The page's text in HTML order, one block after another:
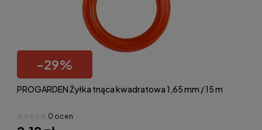
-29%
PROGARDEN Żyłka tnąca kwadratowa 1,65 mm / 15 m
0 ocen